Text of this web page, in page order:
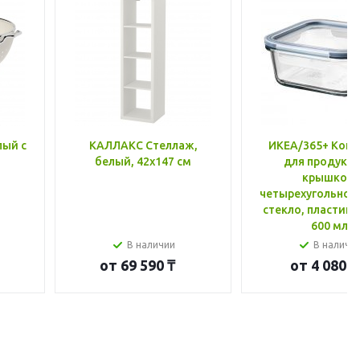
с
КАЛЛАКС Стеллаж,
белый, 42x147 см
В наличии
от 69 590 ₸
ИКЕА/365+
для
крышкой,
стекло, пластик
600 мл
В
от 4 080 ₸